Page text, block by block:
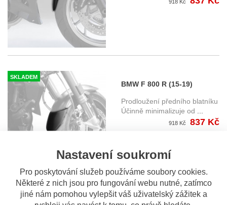
Nastavení soukromí
Pro poskytování služeb používáme soubory cookies.
Některé z nich jsou pro fungování webu nutné, zatímco
jiné nám pomohou vylepšit váš uživatelský zážitek a
918 Kč
SKLADEM
BMW F 800 R (15-19)
prodloužení předního
blatníku
Prodloužení předního blatníku
Účinně minimalizuje od
918 Kč 837 Kč
NA OBJEDN...